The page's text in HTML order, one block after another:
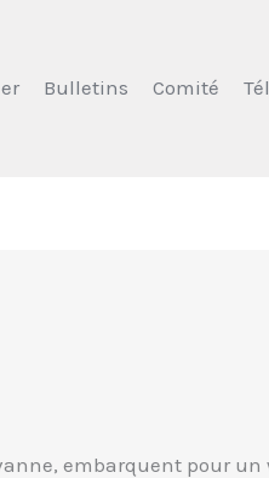
Bulletins Comité
embarquent pour un